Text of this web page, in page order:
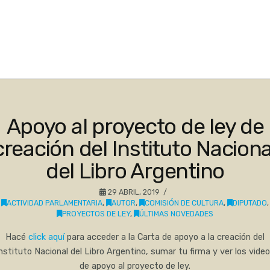
Apoyo al proyecto de ley de
del Instituto
del Libro Argentino
29 ABRIL, 2019
ACTIVIDAD PARLAMENTARIA, AUTOR, COMISIÓN DE CULTURA, DIPUTADO,
PROYECTOS DE LEY, ÚLTIMAS NOVEDADES
Hacé click aquípara acceder a la Carta de apoyo a la creación del
Nacional del Libro Argentino, sumar tu firma y ver los
de apoyo al proyecto de ley.